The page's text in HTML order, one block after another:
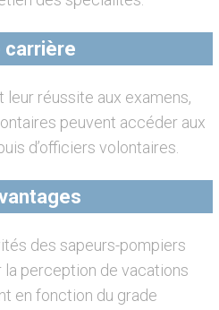
carrière
leur réussite aux examens,
peuvent accéder aux
d’officiers volontaires.
des sapeurs-pompiers
la perception de vacations
en fonction du grade